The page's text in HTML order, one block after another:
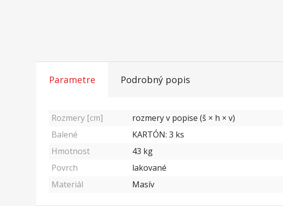
Parametre Podrobný popis
Rozmery [cm]
rozmery v popise (š × h × v)
Balené
KARTÓN: 3 ks
Hmotnost
43 kg
Povrch
lakované
Materiál
Masív